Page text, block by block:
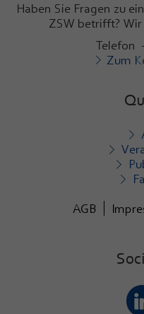
Haben Sie Fragen zu
ZSW betrifft?
Telefon
Zum
AGB